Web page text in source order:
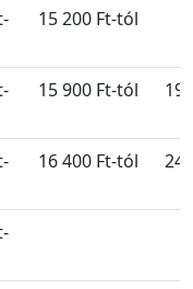
15 200 Ft-tól
15 900 Ft-tól 19
16 400 Ft-tól 24